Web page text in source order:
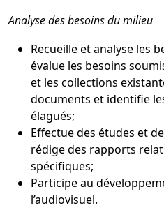
Analyse des besoins du milieu
Recueille et analyse les
évalue les besoins
et les collections
documents et identifie
élagués;
Effectue des études et
rédige des rapports
spécifiques;
Participe au
l’audiovisuel.